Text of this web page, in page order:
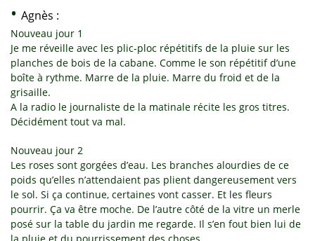
• Agnès :
Nouveau jour 1
Je me réveille avec les plic-ploc répétitifs de la pluie sur les
planches de bois de la cabane. Comme le son répétitif d’une
boîte à rythme. Marre de la pluie. Marre du froid et de la
grisaille.
A la radio le journaliste de la matinale récite les gros titres.
Décidément tout va mal.
Nouveau jour 2
Les roses sont gorgées d’eau. Les branches alourdies de ce
poids qu’elles n’attendaient pas plient dangereusement vers
le sol. Si ça continue, certaines vont casser. Et les fleurs
pourrir. Ça va être moche. De l’autre côté de la vitre un merle
posé sur la table du jardin me regarde. Il s’en fout bien lui de